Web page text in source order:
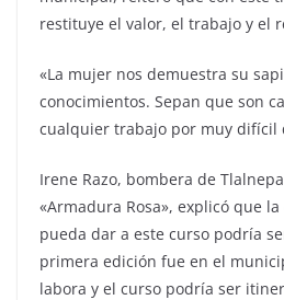
restituye el valor, el trabajo y el
«La mujer nos demuestra su
conocimientos. Sepan que son
cualquier trabajo por muy difícil
Irene Razo, bombera de
«Armadura Rosa», explicó que
pueda dar a este curso podría
primera edición fue en el
labora y el curso podría ser